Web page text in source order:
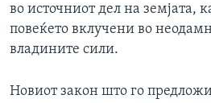
во источниот дел на земјата,
повеќето вклучени во
владините сили.
Новиот закон што го